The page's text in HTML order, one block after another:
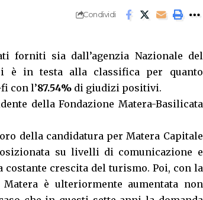
Condividi
forniti sia dall’agenzia Nazionale del
è in testa alla classifica per quanto
con l’87.54% di giudizi positivi.
della Fondazione Matera-Basilicata
della candidatura per Matera Capitale
su livelli di comunicazione e
crescita del turismo. Poi, con la
è ulteriormente aumentata non